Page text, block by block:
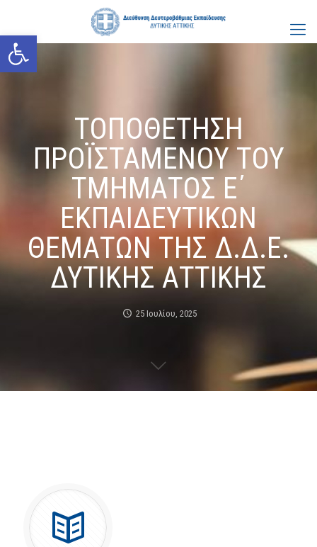
Ανοίξτε τη γραμμή εργαλείων
ΤΟΠΟΘΕΤΗΣΗ
ΠΡΟΪΣΤΑΜΕΝΟΥ ΤΟΥ
ΤΜΗΜΑΤΟΣ Ε΄
ΕΚΠΑΙΔΕΥΤΙΚΩΝ
ΘΕΜΑΤΩΝ ΤΗΣ Δ.Δ.Ε.
ΔΥΤΙΚΗΣ ΑΤΤΙΚΗΣ
25 Ιουλίου, 2025